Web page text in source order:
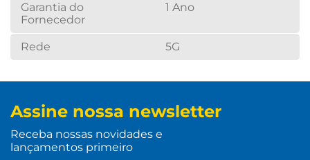
Garantia do
Fornecedor
1 Ano
Rede 5G
Assine nossa newsletter
Receba nossas novidades e
lançamentos primeiro